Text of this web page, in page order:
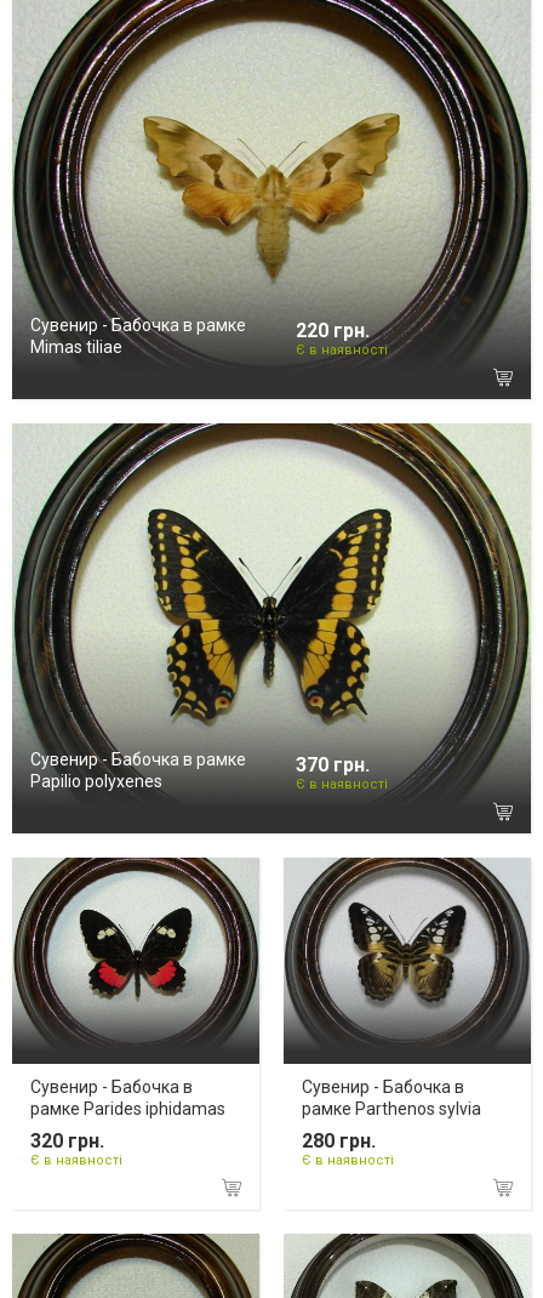
Сувенир - Бабочка в рамке
Mimas tiliae
220 грн.
Є в наявності
Сувенир - Бабочка в рамке
Papilio polyxenes
370 грн.
Є в наявності
Сувенир - Бабочка в
рамке Parides iphidamas
320 грн.
Є в наявності
Сувенир - Бабочка в
рамке Parthenos sylvia
280 грн.
Є в наявності